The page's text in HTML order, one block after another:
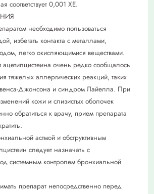
соответствует 0,001 ХЕ.
необходимо пользоваться
избегать контакта с металлами,
легко окисляющимися веществами.
очень редко сообщалось
тяжелых аллергических реакций, таких
Джонсона и синдром Лайелла. При
кожи и слизистых оболочек
обратиться к врачу, прием препарата
астмой и обструктивным
следует назначать с
системным контролем бронхиальной
препарат непосредственно перед